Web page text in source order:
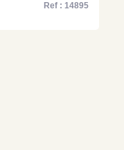
Ref : 14895